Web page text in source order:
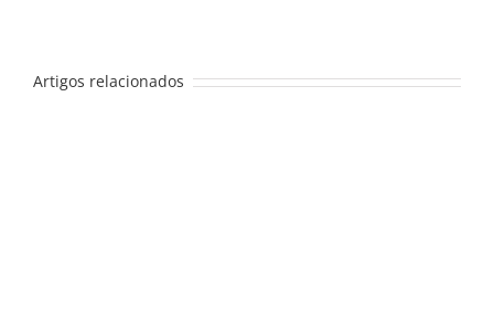
Artigos relacionados